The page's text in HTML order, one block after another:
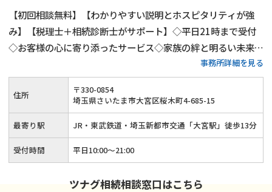
【初回相談無料】【わかりやすい説明とホスピタリティが強
み】【税理士＋相続診断士がサポート】◇平日21時まで受付
◇お客様の心に寄り添ったサービス◇家族の絆と明るい未来を
事務所詳細を見る
住所 〒330-0854
埼玉県さいたま市大宮区桜木町4-685-15
最寄り駅 JR・東武鉄道・埼玉新都市交通「大宮駅」徒歩13分
受付時間 平日10:00～21:00
ツナグ相続相談窓口はこちら